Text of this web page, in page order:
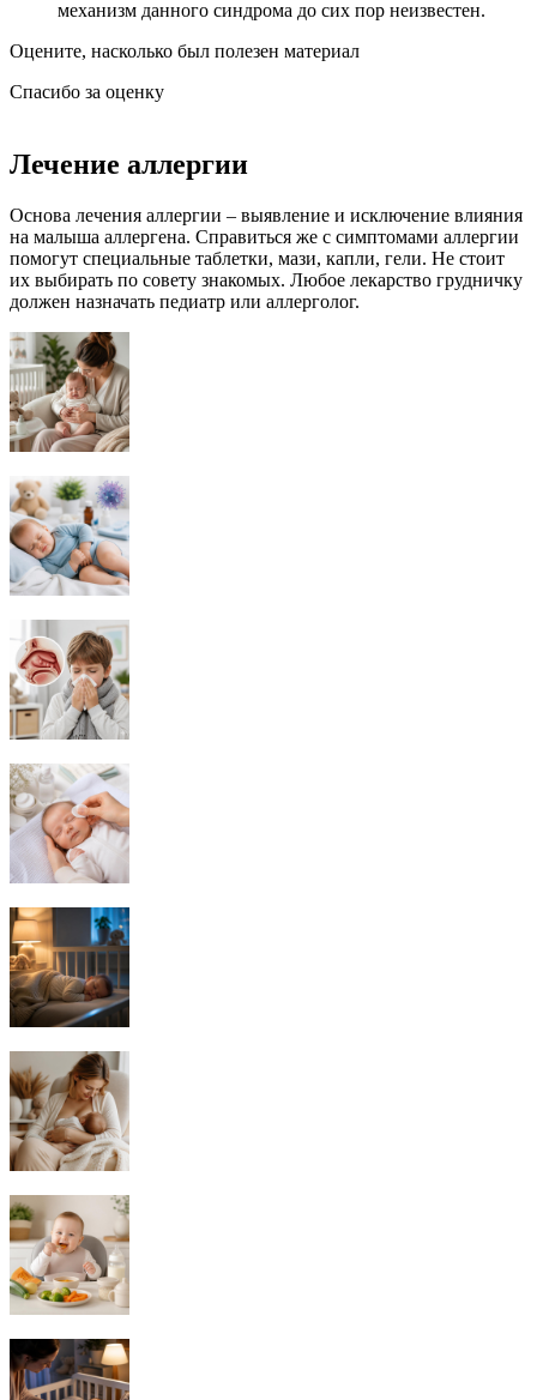
механизм данного синдрома до сих пор неизвестен.
Оцените, насколько был полезен материал
Спасибо за оценку
Лечение аллергии
Основа лечения аллергии – выявление и исключение влияния
на малыша аллергена. Справиться же с симптомами аллергии
помогут специальные таблетки, мази, капли, гели. Не стоит
их выбирать по совету знакомых. Любое лекарство грудничку
должен назначать педиатр или аллерголог.